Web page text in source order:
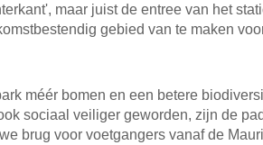
maar juist de entree van het
gebied van te maken
méér bomen en een betere
sociaal veiliger geworden, zijn de
brug voor voetgangers vanaf de